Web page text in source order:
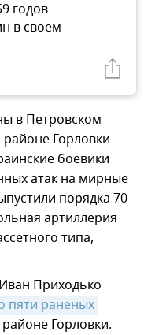
годов
в своем
в Петровском
Горловки
боевики
атак на мирные
порядка 70
артиллерия
типа,
Приходько
пяти раненых
Горловки.